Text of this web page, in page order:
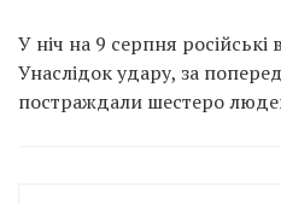
У ніч на 9 серпня російські
Унаслідок удару, за
постраждали шестеро